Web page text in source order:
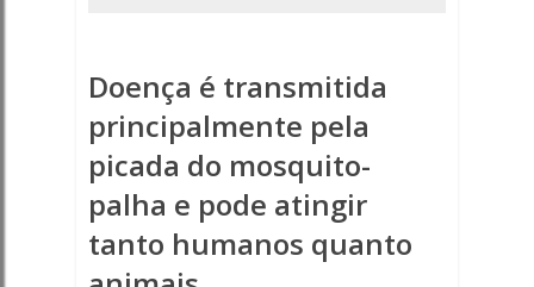
leishmaniose
-
Porto
Ferreira
Doença é transmitida
principalmente pela
picada do mosquito-
palha e pode atingir
tanto humanos quanto